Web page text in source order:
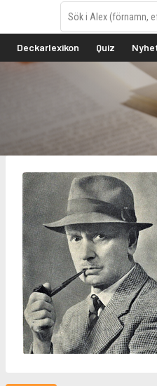
Deckarlexikon Quiz